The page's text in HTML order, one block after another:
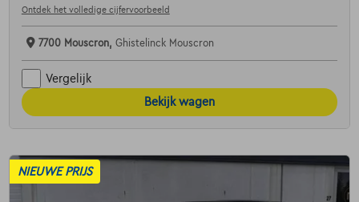
Ontdek het volledige cijfervoorbeeld
7700 Mouscron, Ghistelinck Mouscron
Vergelijk
Bekijk wagen
NIEUWE PRIJS